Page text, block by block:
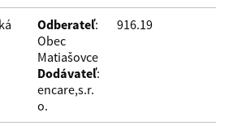
Odberateľ:
Obec
Matiašovce
Dodávateľ:
encare,s.r.
o.
916.19